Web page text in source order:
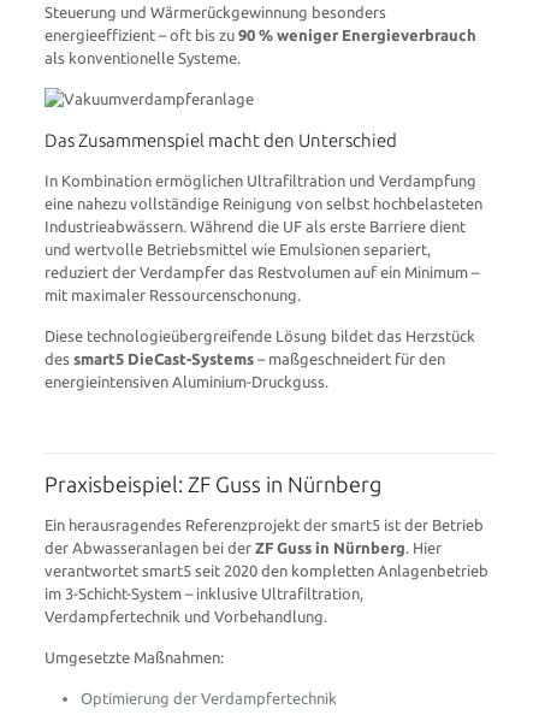
Steuerung und Wärmerückgewinnung besonders
energieeffizient – oft bis zu 90 % weniger Energieverbrauch
als konventionelle Systeme.
Das Zusammenspiel macht den Unterschied
In Kombination ermöglichen Ultrafiltration und Verdampfung
eine nahezu vollständige Reinigung von selbst hochbelasteten
Industrieabwässern. Während die UF als erste Barriere dient
und wertvolle Betriebsmittel wie Emulsionen separiert,
reduziert der Verdampfer das Restvolumen auf ein Minimum –
mit maximaler Ressourcenschonung.
Diese technologieübergreifende Lösung bildet das Herzstück
des smart5 DieCast-Systems– maßgeschneidert für den
energieintensiven Aluminium-Druckguss.
Praxisbeispiel: ZF Guss in Nürnberg
Ein herausragendes Referenzprojekt der smart5 ist der Betrieb
der Abwasseranlagen bei der ZF Guss in Nürnberg. Hier
verantwortet smart5 seit 2020 den kompletten Anlagenbetrieb
im 3-Schicht-System – inklusive Ultrafiltration,
Verdampfertechnik und Vorbehandlung.
Umgesetzte Maßnahmen:
Optimierung der Verdampfertechnik